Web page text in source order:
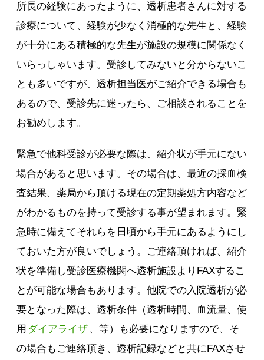
所長の経験にあったように、透析患者さんに対する
診療について、経験が少なく消極的な先生と、経験
が十分にある積極的な先生が施設の規模に関係なく
いらっしゃいます。受診してみないと分からないこ
とも多いですが、透析担当医がご紹介できる場合も
あるので、受診先に迷ったら、ご相談されることを
お勧めします。
緊急で他科受診が必要な際は、紹介状が手元にない
場合があると思います。その場合は、最近の採血検
査結果、薬局から頂ける現在の定期薬処方内容など
がわかるものを持って受診する事が望まれます。緊
急時に備えてそれらを日頃から手元にあるようにし
ておいた方が良いでしょう。ご連絡頂ければ、紹介
状を準備し受診医療機関へ透析施設よりFAXするこ
とが可能な場合もあります。他院での入院透析が必
要となった際は、透析条件（透析時間、血流量、使
用 ダイアライザ 、等）も必要になりますので、そ
の場合もご連絡頂き、透析記録などと共にFAXさせ